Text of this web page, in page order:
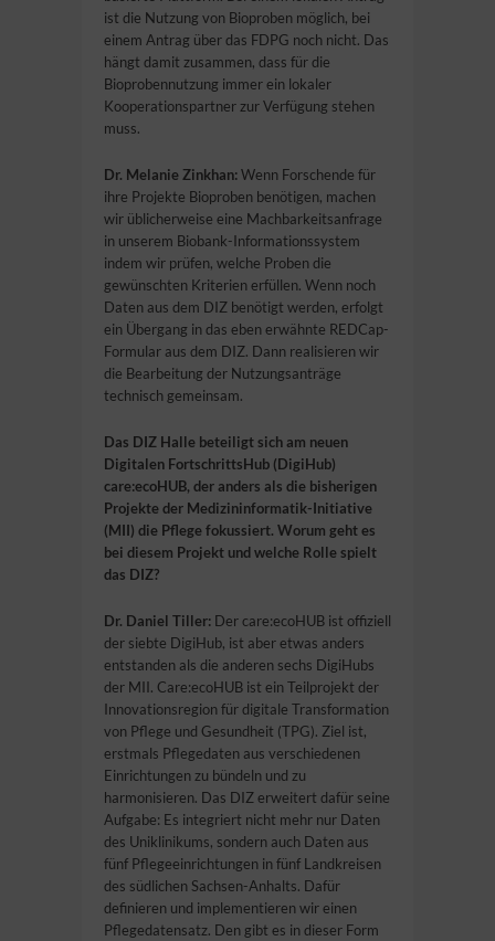
ist die Nutzung von Bioproben möglich, bei
einem Antrag über das FDPG noch nicht. Das
hängt damit zusammen, dass für die
Bioprobennutzung immer ein lokaler
Kooperationspartner zur Verfügung stehen
muss.
Dr. Melanie Zinkhan:Wenn Forschende für
ihre Projekte Bioproben benötigen, machen
wir üblicherweise eine Machbarkeitsanfrage
in unserem Biobank-Informationssystem
indem wir prüfen, welche Proben die
gewünschten Kriterien erfüllen. Wenn noch
Daten aus dem DIZ benötigt werden, erfolgt
ein Übergang in das eben erwähnte REDCap-
Formular aus dem DIZ. Dann realisieren wir
die Bearbeitung der Nutzungsanträge
technisch gemeinsam.
Das DIZ Halle beteiligt sich am neuen
Digitalen FortschrittsHub (DigiHub)
care:ecoHUB, der anders als die bisherigen
Projekte der Medizininformatik-Initiative
(MII) die Pflege fokussiert. Worum geht es
bei diesem Projekt und welche Rolle spielt
das DIZ?
Dr. Daniel Tiller: Der care:ecoHUB ist offiziell
der siebte DigiHub, ist aber etwas anders
entstanden als die anderen sechs DigiHubs
der MII. Care:ecoHUB ist ein Teilprojekt der
Innovationsregion für digitale Transformation
von Pflege und Gesundheit (TPG). Ziel ist,
erstmals Pflegedaten aus verschiedenen
Einrichtungen zu bündeln und zu
harmonisieren. Das DIZ erweitert dafür seine
Aufgabe: Es integriert nicht mehr nur Daten
des Uniklinikums, sondern auch Daten aus
fünf Pflegeeinrichtungen in fünf Landkreisen
des südlichen Sachsen-Anhalts. Dafür
definieren und implementieren wir einen
Pflegedatensatz. Den gibt es in dieser Form